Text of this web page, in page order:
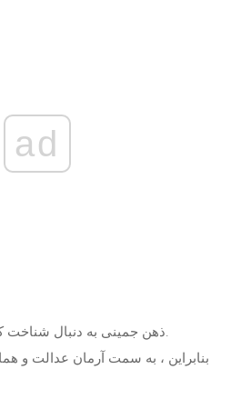
ad
بنابراین ، به سمت آرمان عدالت و